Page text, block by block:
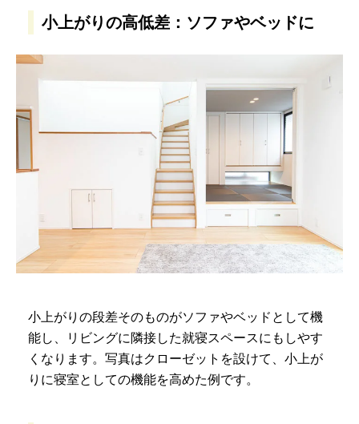
小上がりの高低差：ソファやベッドに
小上がりの段差そのものがソファやベッドとして機
能し、リビングに隣接した就寝スペースにもしやす
くなります。写真はクローゼットを設けて、小上が
りに寝室としての機能を高めた例です。